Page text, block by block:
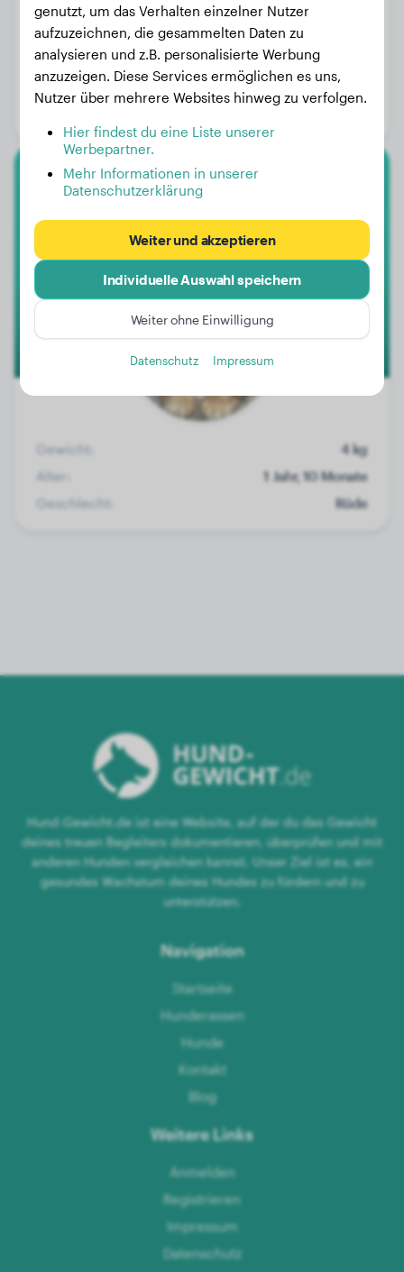
Gewicht:
2 Jahre, 6 Monate
Shih Tzu
Toby
Gewicht:
4 kg
Alter:
1 Jahr, 10 Monate
Geschlecht:
Rüde
Hund-Gewicht.de ist eine Website, auf der du das Gewicht
deines treuen Begleiters dokumentieren, überprüfen und mit
anderen Hunden vergleichen kannst. Unser Ziel ist es, ein
gesundes Wachstum deines Hundes zu fördern und zu
unterstützen.
Navigation
Startseite
Hunderassen
Hunde
Kontakt
Blog
Weitere Links
Anmelden
Registrieren
Impressum
Datenschutz
genutzt, um das Verhalten einzelner Nutzer
aufzuzeichnen, die gesammelten Daten zu
analysieren und z.B. personalisierte Werbung
anzuzeigen. Diese Services ermöglichen es uns,
Nutzer über mehrere Websites hinweg zu verfolgen.
Hier findest du eine Liste unserer
Werbepartner.
Mehr Informationen in unserer
Datenschutzerklärung
Weiter und akzeptieren
Individuelle Auswahl speichern
Weiter ohne Einwilligung
Datenschutz Impressum